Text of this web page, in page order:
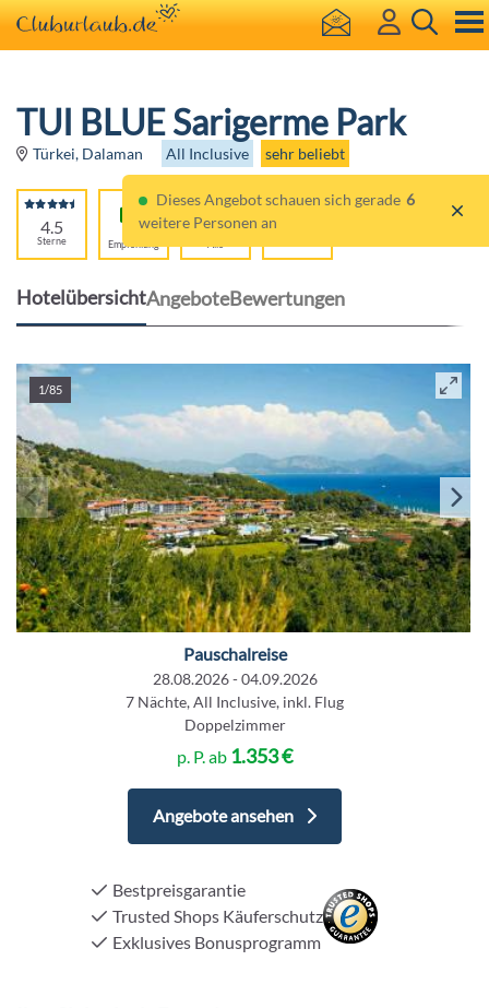
TUI BLUE Sarigerme Park
Türkei, Dalaman All Inclusive sehr beliebt
4.5
Sterne
Empfehlung
HotelübersichtAngeboteBewertungen
1/85
Pauschalreise
28.08.2026 - 04.09.2026
7 Nächte, All Inclusive, inkl. Flug
Doppelzimmer
p. P. ab 1.353 €
Angebote ansehen
Bestpreisgarantie
Trusted Shops Käuferschutz
Exklusives Bonusprogramm
Dieses Angebot schauen sich gerade 6
weitere Personen an